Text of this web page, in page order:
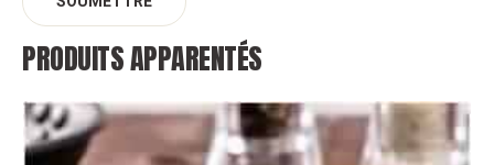
PRODUITS APPARENTÉS